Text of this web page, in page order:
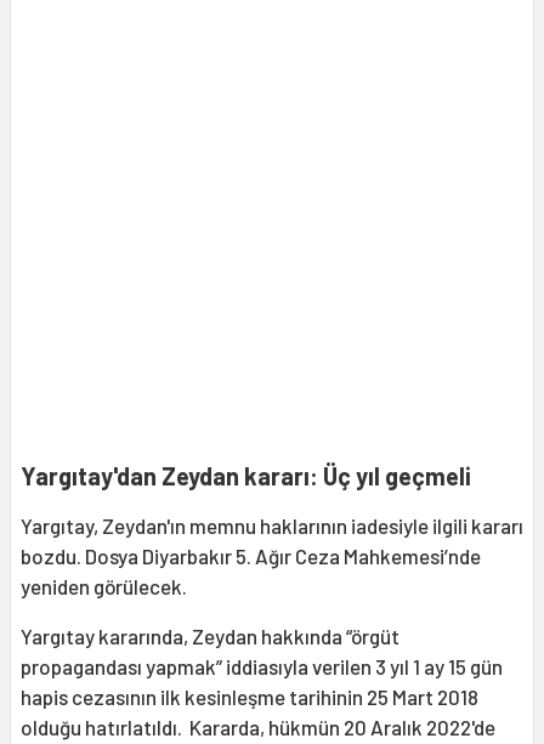
Yargıtay'dan Zeydan kararı: Üç yıl geçmeli
Yargıtay, Zeydan'ın memnu haklarının iadesiyle ilgili kararı
bozdu. Dosya Diyarbakır 5. Ağır Ceza Mahkemesi’nde
yeniden görülecek.
Yargıtay kararında, Zeydan hakkında “örgüt
propagandası yapmak” iddiasıyla verilen 3 yıl 1 ay 15 gün
hapis cezasının ilk kesinleşme tarihinin 25 Mart 2018
olduğu hatırlatıldı. Kararda, hükmün 20 Aralık 2022'de